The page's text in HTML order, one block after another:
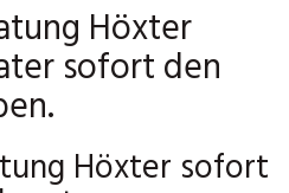
Höxter
sofort den
Höxter sofort